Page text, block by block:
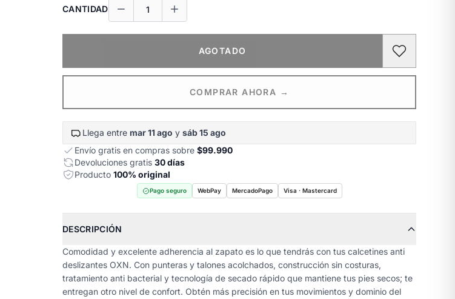
CANTIDAD
AGOTADO
COMPRAR AHORA →
Llega entre mar 11 ago y sáb 15 ago
Envío gratis en compras sobre $99.990
Devoluciones gratis 30 días
Producto 100% original
Pago seguro WebPay MercadoPago Visa · Mastercard
DESCRIPCIÓN
Comodidad y excelente adherencia al zapato es lo que tendrás con tus calcetines anti
deslizantes OXN. Con punteras y talones acolchados, construcción sin costuras,
tratamiento anti bacterial y tecnología de secado rápido que mantiene tus pies secos; te
entregan otro nivel de confort. Obtén más precisión en tus movimientos y dominio del